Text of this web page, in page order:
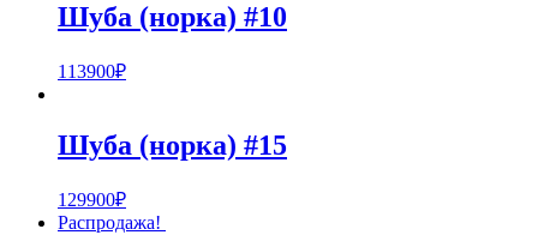
Шуба (норка) #10
113900₽
Шуба (норка) #15
129900₽
Распродажа!